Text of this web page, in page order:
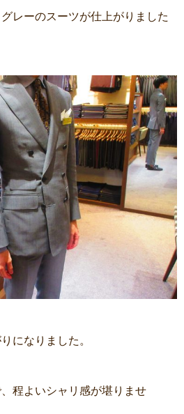
レーのスーツが仕上がりました
になりました。
程よいシャリ感が堪りませ